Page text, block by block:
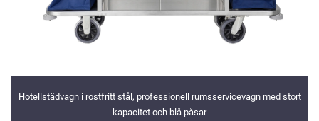
Hotellstädvagn i rostfritt stål, professionell rumsservicevagn med stort
kapacitet och blå påsar